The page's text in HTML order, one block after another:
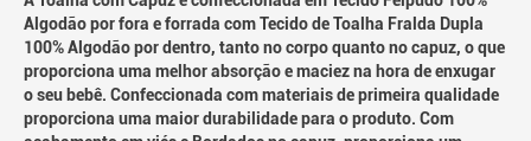
Algodão por fora e forrada com Tecido de Toalha Fralda Dupla
100% Algodão por dentro, tanto no corpo quanto no capuz, o que
proporciona uma melhor absorção e maciez na hora de enxugar
o seu bebê. Confeccionada com materiais de primeira qualidade
proporciona uma maior durabilidade para o produto. Com